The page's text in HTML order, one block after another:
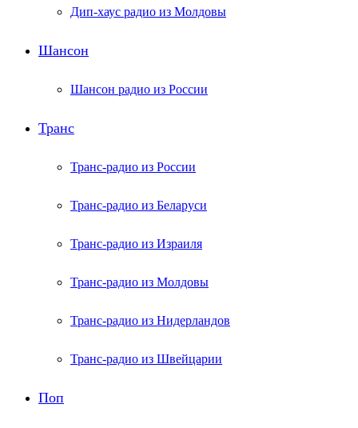
Дип-хаус радио из Молдовы
Шансон
Шансон радио из России
Транс
Транс-радио из России
Транс-радио из Беларуси
Транс-радио из Израиля
Транс-радио из Молдовы
Транс-радио из Нидерландов
Транс-радио из Швейцарии
Поп